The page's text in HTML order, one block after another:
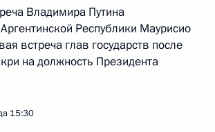
Владимира Путина
Республики Маурисио
встреча глав государств после
на должность Президента
15:30